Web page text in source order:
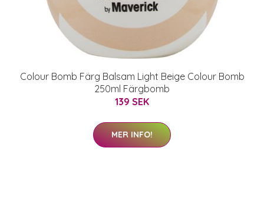
Colour Bomb Färg Balsam Light Beige Colour Bomb
250ml Färgbomb
139 SEK
MER INFO!